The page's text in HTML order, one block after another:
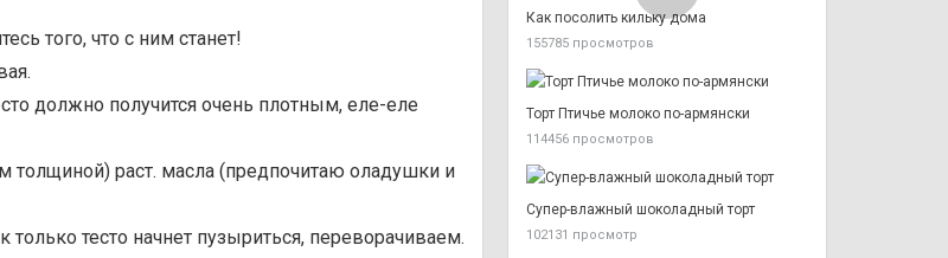
того, что с ним станет!
должно получится очень плотным, еле-еле
раст. масла (предпочитаю оладушки и
тесто начнет пузыриться, переворачиваем.
Как посолить кильку дома
155785 просмотров
Торт Птичье молоко по-армянски
114456 просмотров
Супер-влажный шоколадный торт
102131 просмотр